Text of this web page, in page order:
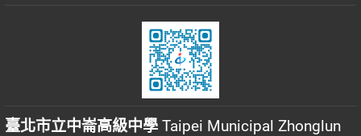
臺北市立中崙高級中學 Taipei Municipal Zhonglun